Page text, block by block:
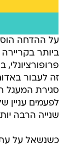
על ההדחה
ביותר
זה לעבור
סגירת המעגל
לפעמים עניין
שנייה הרבה
כשנשאל על